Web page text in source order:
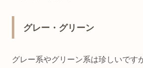
グレー・グリーン
グレー系やグリーン系は珍しいです